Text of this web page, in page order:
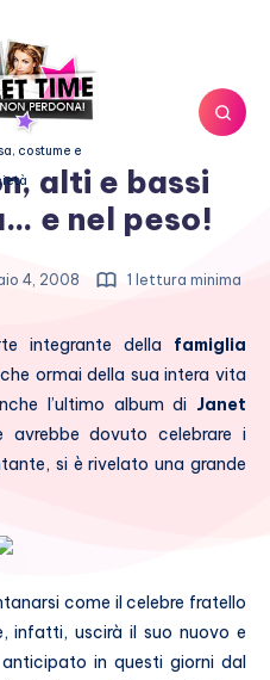
costume e
alti e bassi
e nel peso!
4, 2008 1 lettura minima
integrante della famiglia
ormai della sua intera vita
l’ultimo album di Janet
dovuto celebrare i
si è rivelato una grande
come il celebre fratello
infatti, uscirà il suo nuovo e
in questi giorni dal